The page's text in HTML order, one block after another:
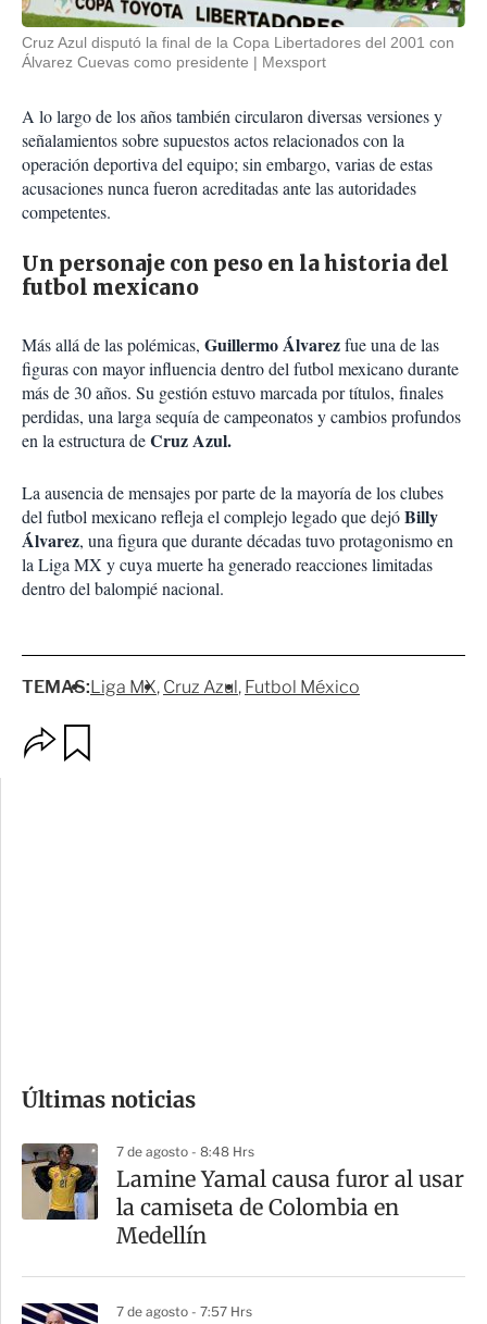
Cruz Azul disputó la final de la Copa Libertadores del 2001 con
Álvarez Cuevas como presidente
Mexsport
A lo largo de los años también circularon diversas versiones y
señalamientos sobre supuestos actos relacionados con la
operación deportiva del equipo; sin embargo, varias de estas
acusaciones nunca fueron acreditadas ante las autoridades
competentes.
Un personaje con peso en la historia del
futbol mexicano
Más allá de las polémicas, Guillermo Álvarezfue una de las
figuras con mayor influencia dentro del futbol mexicano durante
más de 30 años. Su gestión estuvo marcada por títulos, finales
perdidas, una larga sequía de campeonatos y cambios profundos
en la estructura deCruz Azul.
La ausencia de mensajes por parte de la mayoría de los clubes
del futbol mexicano refleja el complejo legado que dejóBilly
Álvarez, una figura que durante décadas tuvo protagonismo en
la Liga MX y cuya muerte ha generado reacciones limitadas
dentro del balompié nacional.
TEMAS:Liga MX Cruz Azul Futbol México
m
a
r
t
Últimas noticias
7 de agosto - 8:48 Hrs
Lamine Yamal causa furor al usar
la camiseta de Colombia en
Medellín
7 de agosto - 7:57 Hrs